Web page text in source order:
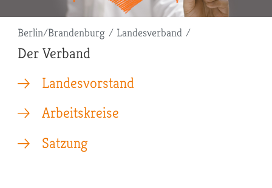
Pfadnavigation
Berlin/Brandenburg Landesverband
Der Verband
Landesvorstand
Arbeitskreise
Satzung